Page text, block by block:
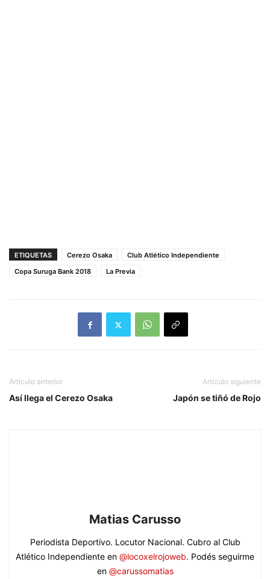
ETIQUETAS Cerezo Osaka
Club Atlético Independiente
Copa Suruga Bank 2018
La Previa
Artículo anterior
Así llega el Cerezo Osaka
Artículo siguiente
Japón se tiñó de Rojo
Matias Carusso
Periodista Deportivo. Locutor Nacional. Cubro al Club
Atlético Independiente en @locoxelrojoweb. Podés seguirme
en @carussomatias